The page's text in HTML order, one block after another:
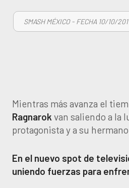
SMASH MÉXICO - FECHA 10/10/
Mientras más avanza el
Ragnarok van saliendo a la
protagonista y a su
En el nuevo spot de
uniendo fuerzas para